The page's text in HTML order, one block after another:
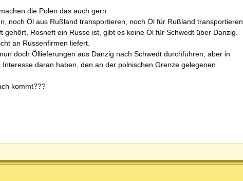
die Polen das auch gern.
noch Öl aus Rußland transportieren, noch Öl für Rußland transportieren.
Rosneft ein Russe ist, gibt es keine Öl für Schwedt über Danzig.
an Russenfirmen liefert.
doch Öllieferungen aus Danzig nach Schwedt durchführen, aber in
daran haben, den an der polnischen Grenze gelegenen
kommt???